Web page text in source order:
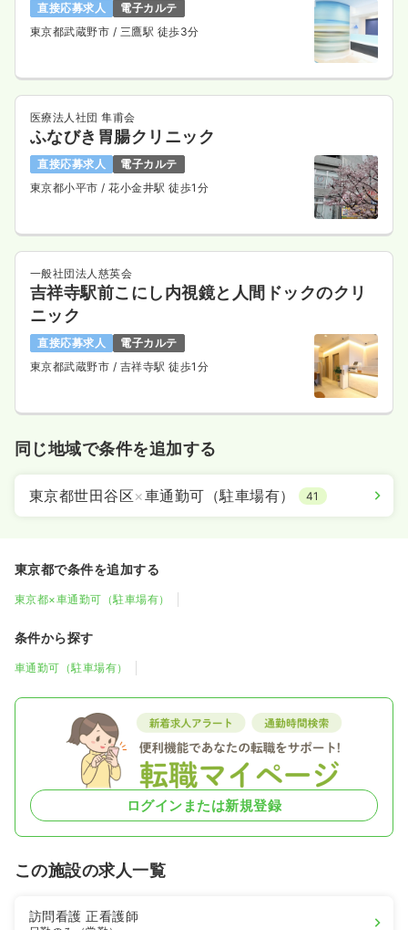
直接応募求人
電子カルテ
東京都武蔵野市 / 三鷹駅 徒歩3分
医療法人社団 隼甫会
ふなびき胃腸クリニック
直接応募求人
電子カルテ
東京都小平市 / 花小金井駅 徒歩1分
一般社団法人慈英会
吉祥寺駅前こにし内視鏡と人間ドックのクリ
ニック
直接応募求人
電子カルテ
東京都武蔵野市 / 吉祥寺駅 徒歩1分
同じ地域で条件を追加する
東京都世田谷区×車通勤可（駐車場有） 41
東京都で条件を追加する
東京都×車通勤可（駐車場有）
条件から探す
車通勤可（駐車場有）
ログインまたは新規登録
この施設の求人一覧
訪問看護正看護師